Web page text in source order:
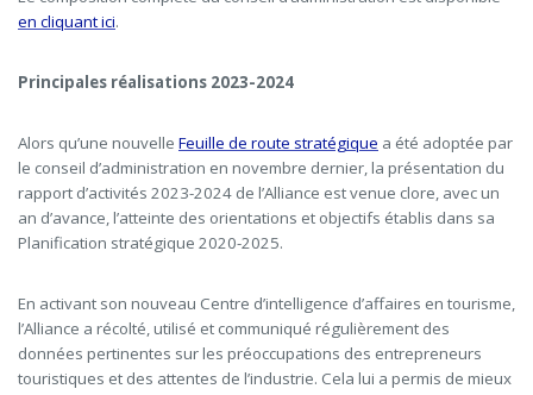
en cliquant ici.
Principales réalisations 2023-2024
Alors qu’une nouvelle Feuille de route stratégique a été adoptée par
le conseil d’administration en novembre dernier, la présentation du
rapport d’activités 2023-2024 de l’Alliance est venue clore, avec un
an d’avance, l’atteinte des orientations et objectifs établis dans sa
Planification stratégique 2020-2025.
En activant son nouveau Centre d’intelligence d’affaires en tourisme,
l’Alliance a récolté, utilisé et communiqué régulièrement des
données pertinentes sur les préoccupations des entrepreneurs
touristiques et des attentes de l’industrie. Cela lui a permis de mieux